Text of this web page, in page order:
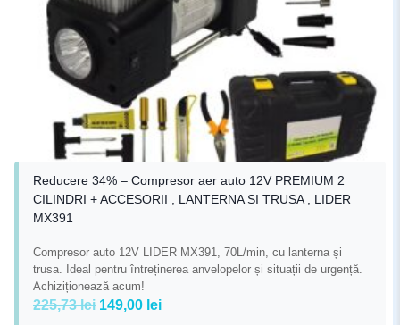
Reducere 34% – Compresor aer auto 12V PREMIUM 2
CILINDRI + ACCESORII , LANTERNA SI TRUSA , LIDER
MX391
Compresor auto 12V LIDER MX391, 70L/min, cu lanterna și
trusa. Ideal pentru întreținerea anvelopelor și situații de urgență.
Achiziționează acum!
225,73lei Prețul
149,00 leiPrețul